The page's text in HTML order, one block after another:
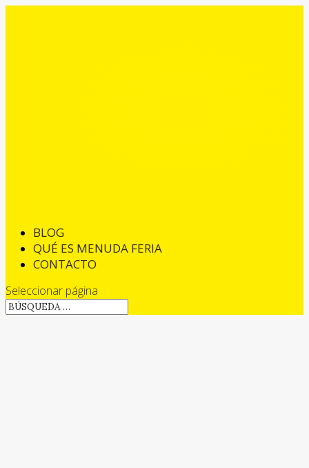
BLOG
QUÉ ES MENUDA FERIA
CONTACTO
Seleccionar página